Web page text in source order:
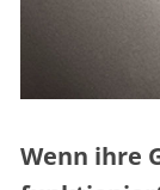
Wenn ihre